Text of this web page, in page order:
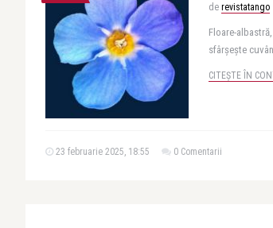
de revistatango
Floare-
sfârșește
CITEȘTE ÎN
23 februarie 2025, 18:55 0 Comentarii